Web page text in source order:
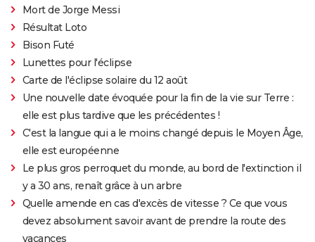
Mort de Jorge Messi
Résultat Loto
Bison Futé
Lunettes pour l'éclipse
Carte de l'éclipse solaire du 12 août
Une nouvelle date évoquée pour la fin de la vie sur Terre :
elle est plus tardive que les précédentes !
C'est la langue qui a le moins changé depuis le Moyen Âge,
elle est européenne
Le plus gros perroquet du monde, au bord de l'extinction il
y a 30 ans, renaît grâce à un arbre
Quelle amende en cas d'excès de vitesse ? Ce que vous
devez absolument savoir avant de prendre la route des
vacances